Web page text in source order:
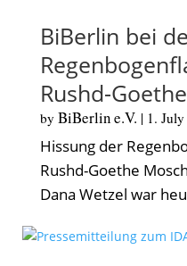
BiBerlin bei
Rushd-
by BiBerlin e.V. | 1.
Hissung der
Rushd-Goethe
Dana Wetzel war